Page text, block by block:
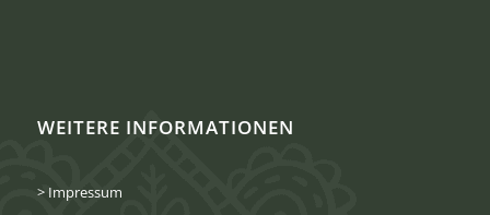
WEITERE INFORMATIONEN
> Impressum